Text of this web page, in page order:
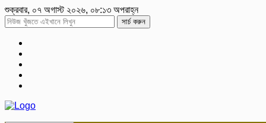
শুক্রবার, ০৭ অগাস্ট ২০২৬, ০৮:১৩ অপরাহ্ন
সার্চ করুন